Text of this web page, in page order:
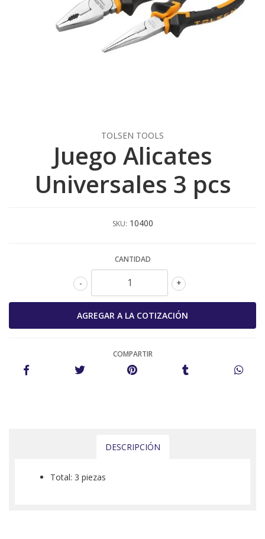
TOLSEN TOOLS
Juego Alicates
Universales 3 pcs
SKU: 10400
CANTIDAD
+
-
COMPARTIR
DESCRIPCIÓN
Total: 3 piezas